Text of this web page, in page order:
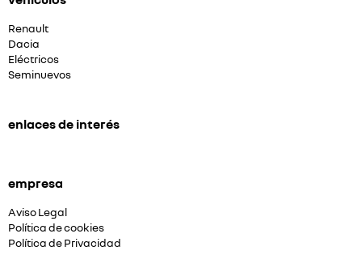
Renault
Dacia
Eléctricos
Seminuevos
enlaces de interés
empresa
Aviso Legal
Política de cookies
Política de Privacidad